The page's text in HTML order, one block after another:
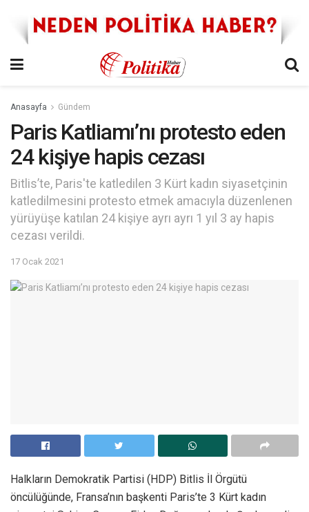
Anasayfa Gündem
Paris Katliamı’nı protesto eden
24 kişiye hapis cezası
Bitlis’te, Paris'te katledilen 3 Kürt kadın siyasetçinin
katledilmesini protesto etmek amacıyla düzenlenen
yürüyüşe katılan 24 kişiye ayrı ayrı 1 yıl 3 ay hapis
cezası verildi.
17 Ocak 2021
Halkların Demokratik Partisi (HDP) Bitlis İl Örgütü
öncülüğünde, Fransa’nın başkenti Paris’te 3 Kürt kadın